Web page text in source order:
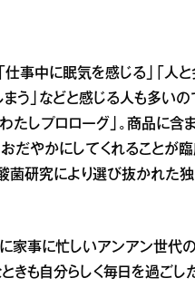
事中に眠気を感じる」「人
まう」などと感じる人も多
たしプロローグ」。商品に含
だやかにしてくれることが
研究により選び抜かれた
家事に忙しいアンアン世代
きも自分らしく毎日を過ご